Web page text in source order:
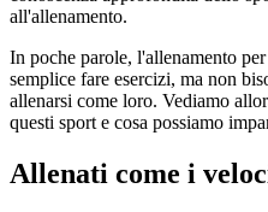
all'allenamento.
In poche parole, l'allenamento
semplice fare esercizi, ma non
allenarsi come loro. Vediamo
questi sport e cosa possiamo
Allenati come i